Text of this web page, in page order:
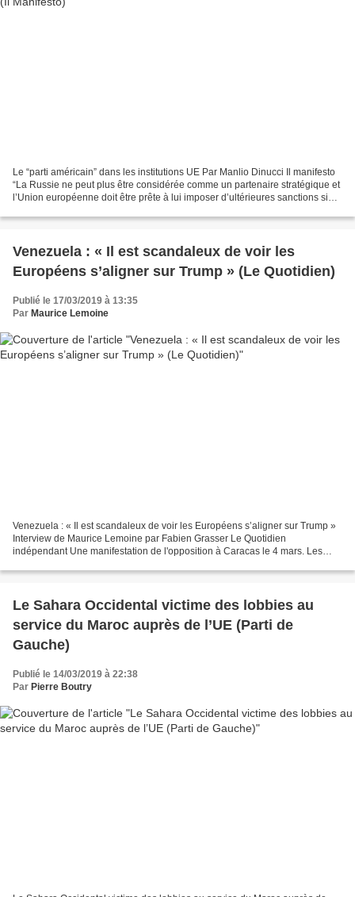
Le “parti américain” dans les institutions UE Par Manlio Dinucci Il manifesto
“La Russie ne peut plus être considérée comme un partenaire stratégique et
l’Union européenne doit être prête à lui imposer d’ultérieures sanctions si
Venezuela : « Il est scandaleux de voir les
Européens s’aligner sur Trump » (Le Quotidien)
Publié le 17/03/2019 à 13:35
Par Maurice Lemoine
Venezuela : « Il est scandaleux de voir les Européens s’aligner sur Trump »
Interview de Maurice Lemoine par Fabien Grasser Le Quotidien
indépendant Une manifestation de l'opposition à Caracas le 4 mars. Les
Le Sahara Occidental victime des lobbies au
service du Maroc auprès de l’UE (Parti de
Gauche)
Publié le 14/03/2019 à 22:38
Par Pierre Boutry